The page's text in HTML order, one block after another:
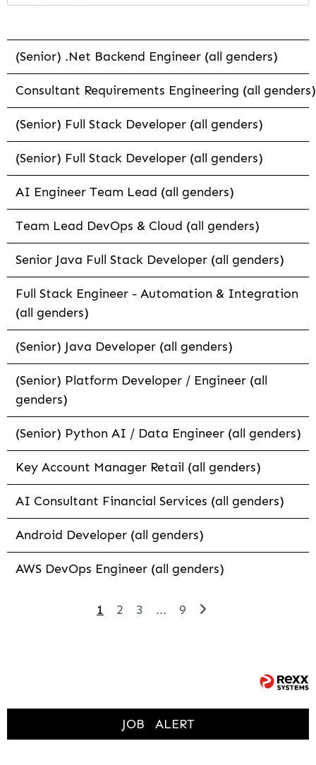
(Senior) .Net Backend Engineer (all genders)
Consultant Requirements Engineering (all genders)
(Senior) Full Stack Developer (all genders)
(Senior) Full Stack Developer (all genders)
AI Engineer Team Lead (all genders)
Team Lead DevOps & Cloud (all genders)
Senior Java Full Stack Developer (all genders)
Full Stack Engineer - Automation & Integration
(all genders)
(Senior) Java Developer (all genders)
(Senior) Platform Developer / Engineer (all
genders)
(Senior) Python AI / Data Engineer (all genders)
Key Account Manager Retail (all genders)
AI Consultant Financial Services (all genders)
Android Developer (all genders)
AWS DevOps Engineer (all genders)
1 2 3 ... 9
JOB ALERT